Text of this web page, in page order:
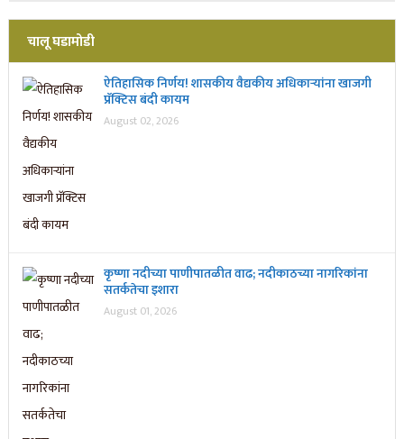
चालू घडामोडी
ऐतिहासिक निर्णय! शासकीय वैद्यकीय अधिकाऱ्यांना खाजगी
प्रॅक्टिस बंदी कायम
August 02, 2026
कृष्णा नदीच्या पाणीपातळीत वाढ; नदीकाठच्या नागरिकांना
सतर्कतेचा इशारा
August 01, 2026